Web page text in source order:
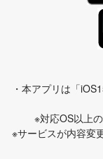
・本アプリは「
※対応OS以上
※サービスが内容変